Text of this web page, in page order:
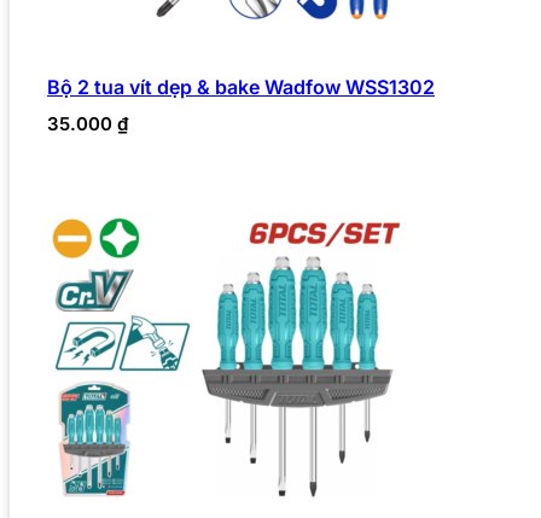
Bộ 2 tua vít dẹp & bake Wadfow WSS1302
35.000 ₫